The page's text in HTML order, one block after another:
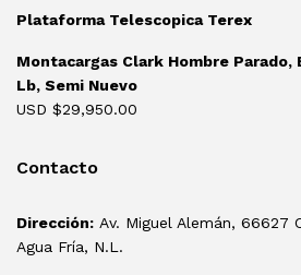
Plataforma Telescopica Terex
Montacargas Clark Hombre Parado,
Lb, Semi Nuevo
USD $29,950.00
Contacto
Dirección: Av. Miguel Alemán, 66627
Agua Fría, N.L.